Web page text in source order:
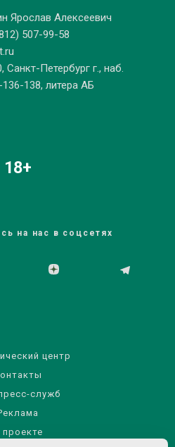
Ярослав Алексеевич
507-99-58
Санкт-Петербург г., наб.
138, литера АБ
18+
на нас в соцсетях
центр
служб
проекте